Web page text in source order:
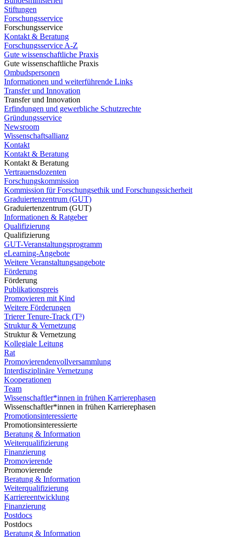
Stiftungen
Forschungsservice
Forschungsservice
Kontakt & Beratung
Forschungsservice A-Z
Gute wissenschaftliche Praxis
Gute wissenschaftliche Praxis
Ombudspersonen
Informationen und weiterführende Links
Transfer und Innovation
Transfer und Innovation
Erfindungen und gewerbliche Schutzrechte
Gründungsservice
Newsroom
Wissenschaftsallianz
Kontakt
Kontakt & Beratung
Kontakt & Beratung
Vertrauensdozenten
Forschungskommission
Kommission für Forschungsethik und Forschungssicherheit
Graduiertenzentrum (GUT)
Graduiertenzentrum (GUT)
Informationen & Ratgeber
Qualifizierung
Qualifizierung
GUT-Veranstaltungsprogramm
eLearning-Angebote
Weitere Veranstaltungsangebote
Förderung
Förderung
Publikationspreis
Promovieren mit Kind
Weitere Förderungen
Trierer Tenure-Track (T³)
Struktur & Vernetzung
Struktur & Vernetzung
Kollegiale Leitung
Rat
Promovierendenvollversammlung
Interdisziplinäre Vernetzung
Kooperationen
Team
Wissenschaftler*innen in frühen Karrierephasen
Wissenschaftler*innen in frühen Karrierephasen
Promotionsinteressierte
Promotionsinteressierte
Beratung & Information
Weiterqualifizierung
Finanzierung
Promovierende
Promovierende
Beratung & Information
Weiterqualifizierung
Karriereentwicklung
Finanzierung
Postdocs
Postdocs
Beratung & Information